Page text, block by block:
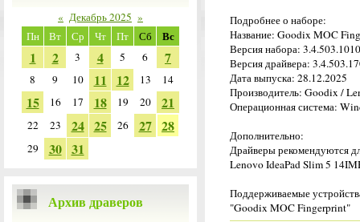
« Декабрь 2025 »
Пн
Вт Ср Чт Пт Сб Вс
1 2 3 4 5 6 7
8 9 10 11 12 13 14
15 16 17 18 19 20 21
22 23 24 25 26 27 28
29 30 31
Архив драверов
Подробнее о наборе:
Название: Goodix MOC
Версия набора: 3.4.503.1010
Версия драйвера:
Дата выпуска: 28.12.2025
Производитель: Goodix /
Операционная система:
Дополнительно:
Драйверы рекомендуются
Lenovo IdeaPad Slim 5
Поддерживаемые
"Goodix MOC Fingerprint"